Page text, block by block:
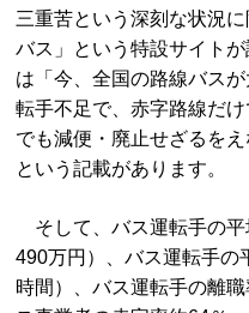
三重苦という深刻な状況
バス」という特設サイト
は「今、全国の路線バス
転手不足で、赤字路線だ
でも減便・廃止せざるを
という記載があります。
そして、バス運転手の平
490万円）、バス運転手の
時間）、バス運転手の離